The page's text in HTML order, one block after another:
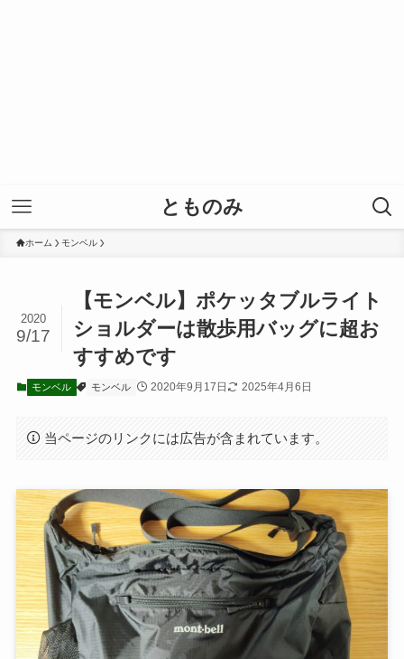
とものみ
ホーム モンベル
【モンベル】ポケッタブルライト
ショルダーは散歩用バッグに超お
すすめです
2020
9/17
モンベル モンベル 2020年9月17日 2025年4月6日
当ページのリンクには広告が含まれています。